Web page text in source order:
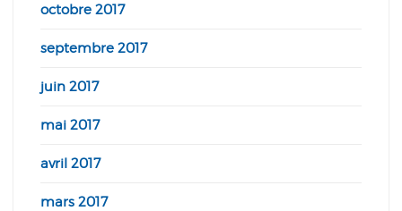
octobre 2017
septembre 2017
juin 2017
mai 2017
avril 2017
mars 2017